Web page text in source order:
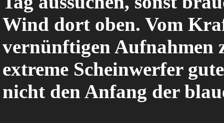
Wind dort oben. Vom
vernünftigen Aufnahmen
extreme Scheinwerfer
nicht den Anfang der